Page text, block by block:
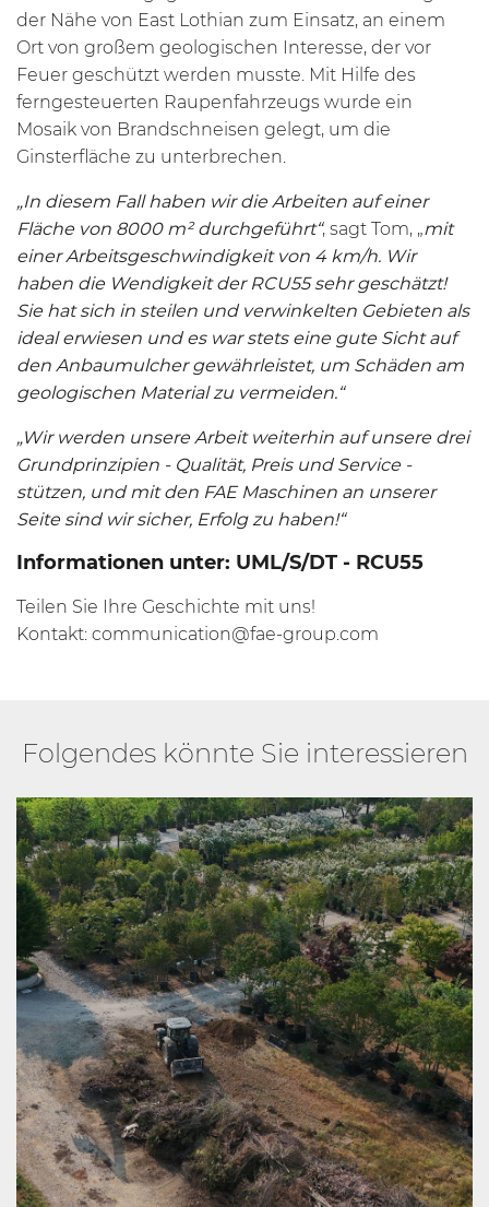
der Nähe von East Lothian zum Einsatz, an einem
Ort von großem geologischen Interesse, der vor
Feuer geschützt werden musste. Mit Hilfe des
ferngesteuerten Raupenfahrzeugs wurde ein
Mosaik von Brandschneisen gelegt, um die
Ginsterfläche zu unterbrechen.
„In diesem Fall haben wir die Arbeiten auf einer
Fläche von 8000 m² durchgeführt“, sagt Tom, „mit
einer Arbeitsgeschwindigkeit von 4 km/h. Wir
haben die Wendigkeit der RCU55sehr geschätzt!
Sie hat sich in steilen und verwinkelten Gebieten als
ideal erwiesen und es war stets eine gute Sicht auf
den Anbaumulcher gewährleistet, um Schäden am
geologischen Material zu vermeiden.“
„Wir werden unsere Arbeit weiterhin auf unsere drei
Grundprinzipien - Qualität, Preis und Service -
stützen, und mit den FAE Maschinen an unserer
Seite sind wir sicher, Erfolg zu haben!“
Informationen unter: UML/S/DT - RCU55
Teilen Sie Ihre Geschichte mit uns!
Kontakt: communication@fae-group.com
Folgendes könnte Sie interessieren